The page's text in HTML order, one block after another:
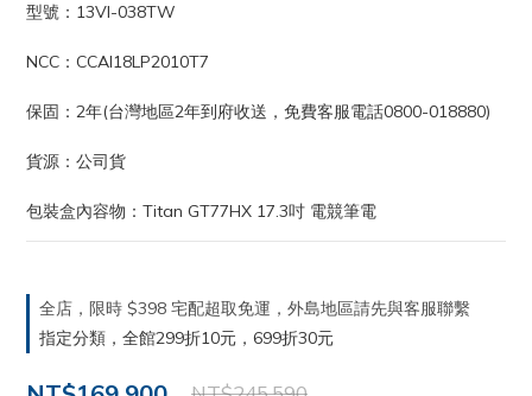
型號：13VI-038TW
NCC：CCAI18LP2010T7
保固：2年(台灣地區2年到府收送，免費客服電話0800-018880)
貨源：公司貨
包裝盒內容物：Titan GT77HX 17.3吋 電競筆電
全店，限時 $398 宅配超取免運，外島地區請先與客服聯繫
指定分類，全館299折10元，699折30元